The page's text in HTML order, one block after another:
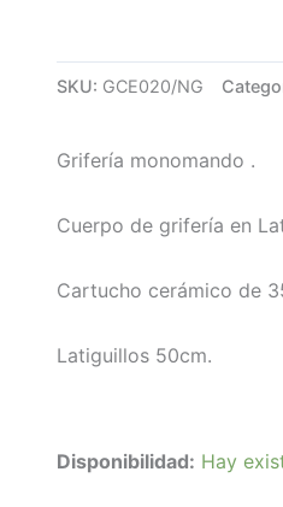
SKU: GCE020/NG
Grifería monomando .
Cuerpo de grifería en
Cartucho cerámico de
Latiguillos 50cm.
Disponibilidad: Hay